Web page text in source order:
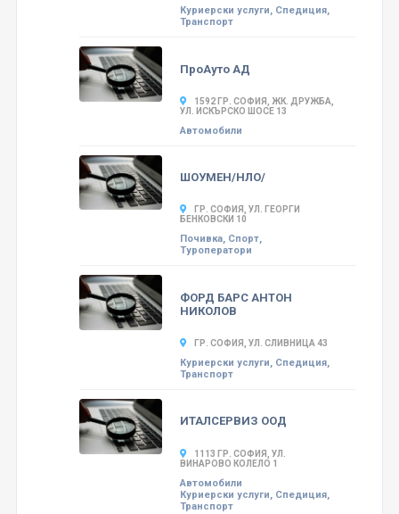
Куриерски услуги, Спедиция,
Транспорт
ПроАуто АД
1592 ГР. СОФИЯ, ЖК. ДРУЖБА,
УЛ. ИСКЪРСКО ШОСЕ 13
Автомобили
ШОУМЕН/НЛО/
ГР. СОФИЯ, УЛ. ГЕОРГИ
БЕНКОВСКИ 10
Почивка, Спорт,
Туроператори
ФОРД БАРС АНТОН
НИКОЛОВ
ГР. СОФИЯ, УЛ. СЛИВНИЦА 43
Куриерски услуги, Спедиция,
Транспорт
ИТАЛСЕРВИЗ ООД
1113 ГР. СОФИЯ, УЛ.
ВИНАРОВО КОЛЕЛО 1
Автомобили
Куриерски услуги, Спедиция,
Транспорт